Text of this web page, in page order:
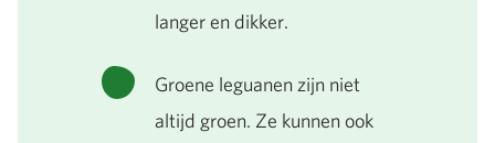
langer en dikker.
Groene leguanen zijn niet
altijd groen. Ze kunnen ook